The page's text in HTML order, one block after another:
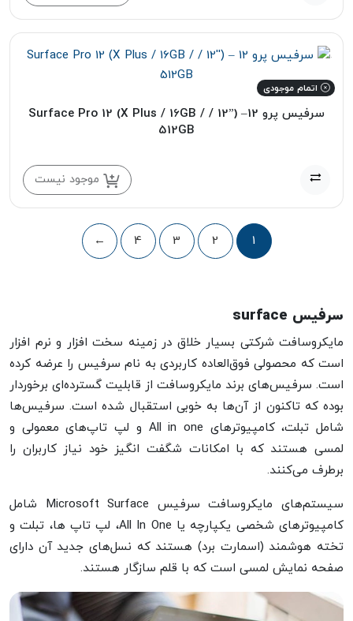
اتمام موجودی
سرفیس پرو 12– (”12 / Surface Pro 12 (X Plus / 16GB /
512GB
موجود نیست
1
2
3
4
←
سرفیس surface
مایکروسافت شرکتی بسیار خلاق در زمینه سخت افزار و نرم افزار
است که محصولی فوق‌العاده کاربردی به نام سرفیس را عرضه کرده
است. سرفیس‌های برند مایکروسافت از قابلیت گسترده‌ای برخوردار
بوده که تاکنون از آن‌ها به خوبی استقبال شده است. سرفیس‌ها
شامل تبلت، کامپیوترهای All in one و لپ تاپ‌های معمولی و
لمسی هستند که با امکانات شگفت انگیز خود نیاز کاربران را
برطرف می‌کنند.
سیستم‌های مایکروسافت سرفیس Microsoft Surface شامل
کامپیوترهای شخصی یکپارچه یا All In One، لپ تاپ ها، تبلت و
تخته هوشمند (اسمارت برد) هستند که نسل‌های جدید آن دارای
صفحه نمایش لمسی است که با قلم سازگار هستند.